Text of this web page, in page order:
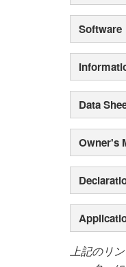
Software
Data
Owner's
上記のリ